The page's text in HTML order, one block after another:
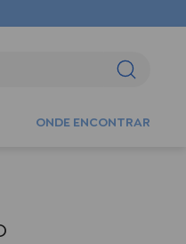
ONDE ENCONTRAR